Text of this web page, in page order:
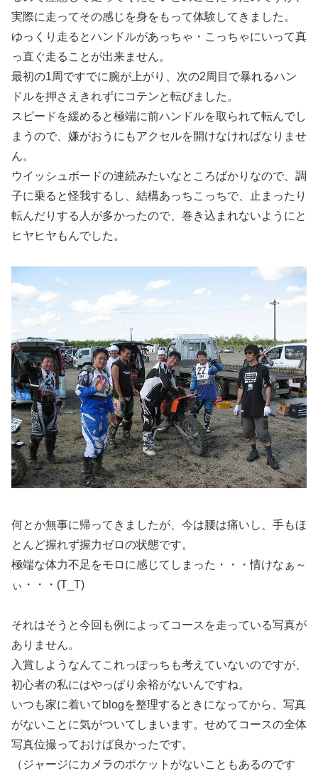
実際に走ってその感じを身をもって体験してきました。
ゆっくり走るとハンドルがあっちゃ・こっちゃにいって真
っ直ぐ走ることが出来ません。
最初の1周ですでに腕が上がり、次の2周目で暴れるハン
ドルを押さえきれずにコテンと転びました。
スピードを緩めると極端に前ハンドルを取られて転んでし
まうので、嫌がおうにもアクセルを開けなければなりませ
ん。
ウイッシュボードの連続みたいなところばかりなので、調
子に乗ると怪我するし、結構あっちこっちで、止まったり
転んだりする人が多かったので、巻き込まれないようにと
ヒヤヒヤもんでした。
何とか無事に帰ってきましたが、今は腰は痛いし、手もほ
とんど握れず握力ゼロの状態です。
極端な体力不足をモロに感じてしまった・・・情けなぁ～
ぃ・・・(T_T)
それはそうと今回も例によってコースを走っている写真が
ありません。
入賞しようなんてこれっぽっちも考えていないのですが、
初心者の私にはやっぱり余裕がないんですね。
いつも家に着いてblogを整理するときになってから、写真
がないことに気がついてしまいます。せめてコースの全体
写真位撮っておけば良かったです。
（ジャージにカメラのポケットがないこともあるのです